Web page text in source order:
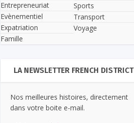
Entrepreneuriat
Evènementiel
Expatriation
Famille
Sports
Transport
Voyage
LA NEWSLETTER FRENCH DISTRICT
Nos meilleures histoires, directement
dans votre boite e-mail.